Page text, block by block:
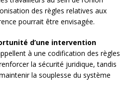
des règles relatives aux
pourrait être envisagée.
d’une intervention
à une codification des règles
la sécurité juridique, tandis
la souplesse du système